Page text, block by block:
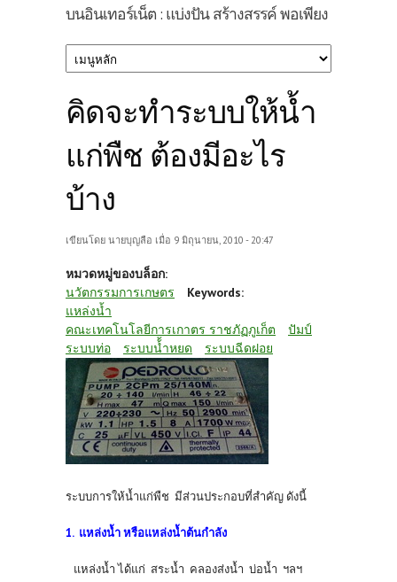
บนอินเทอร์เน็ต : แบ่งปัน สร้างสรรค์ พอเพียง
คิดจะทำระบบให้น้ำ
แก่พืช ต้องมีอะไร
บ้าง
เขียนโดย นายบุญลือ เมื่อ 9 มิถุนายน, 2010 - 20:47
หมวดหมู่ของบล็อก:
นวัตกรรมการเกษตร
Keywords:
แหล่งน้ำ
คณะเทคโนโลยีการเกาตร ราชภัฏภูเก็ต
ปัมป์
ระบบท่อ
ระบบน้้ำหยด ระบบฉีดฝอย
ระบบการให้น้ำแก่พืช มีส่วนประกอบที่สำคัญ ดังนี้
1. แหล่งน้ำ หรือแหล่งน้ำต้นกำลัง
แหล่งน้ำ ได้แก่ สระน้ำ คลองส่งน้ำ บ่อน้ำ ฯลฯ